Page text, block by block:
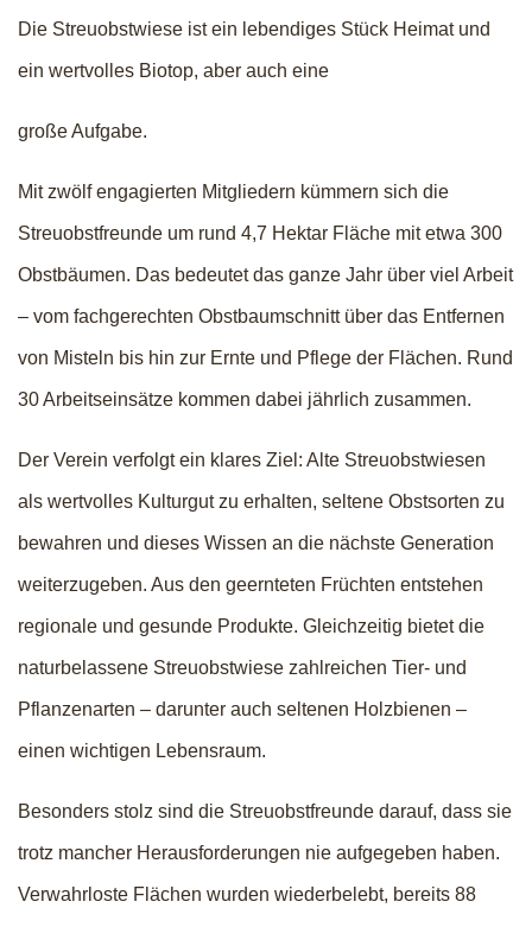
Die Streuobstwiese ist ein lebendiges Stück Heimat und
ein wertvolles Biotop, aber auch eine
große Aufgabe.
Mit zwölf engagierten Mitgliedern kümmern sich die
Streuobstfreunde um rund 4,7 Hektar Fläche mit etwa 300
Obstbäumen. Das bedeutet das ganze Jahr über viel Arbeit
– vom fachgerechten Obstbaumschnitt über das Entfernen
von Misteln bis hin zur Ernte und Pflege der Flächen. Rund
30 Arbeitseinsätze kommen dabei jährlich zusammen.
Der Verein verfolgt ein klares Ziel: Alte Streuobstwiesen
als wertvolles Kulturgut zu erhalten, seltene Obstsorten zu
bewahren und dieses Wissen an die nächste Generation
weiterzugeben. Aus den geernteten Früchten entstehen
regionale und gesunde Produkte. Gleichzeitig bietet die
naturbelassene Streuobstwiese zahlreichen Tier- und
Pflanzenarten – darunter auch seltenen Holzbienen –
einen wichtigen Lebensraum.
Besonders stolz sind die Streuobstfreunde darauf, dass sie
trotz mancher Herausforderungen nie aufgegeben haben.
Verwahrloste Flächen wurden wiederbelebt, bereits 88